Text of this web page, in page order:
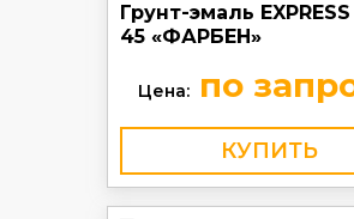
Грунт-эмаль EXPRESS
45 «ФАРБЕН»
Цена:по
КУПИТЬ